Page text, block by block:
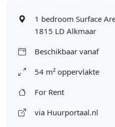
1 bedroom Surface
1815 LD Alkmaar
Beschikbaar vanaf
54 m² oppervlakte
For Rent
via Huurportaal.nl